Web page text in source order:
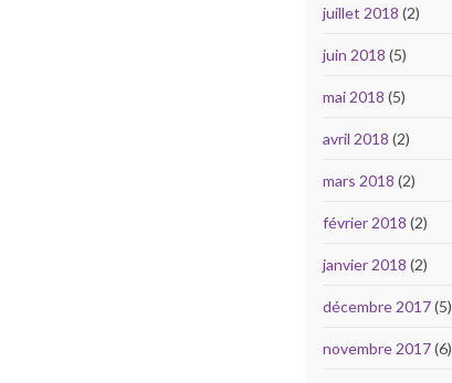
juillet 2018 (2)
juin 2018 (5)
mai 2018 (5)
avril 2018 (2)
mars 2018 (2)
février 2018 (2)
janvier 2018 (2)
décembre 2017(5)
novembre 2017(6)